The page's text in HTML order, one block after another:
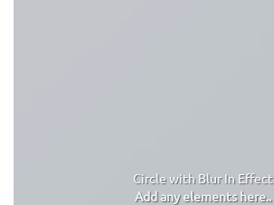
Circle with Blur In Effect
Add any elements here..